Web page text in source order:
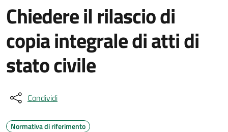
Chiedere il rilascio di
copia integrale di atti di
stato civile
Condividi
Normativa di riferimento